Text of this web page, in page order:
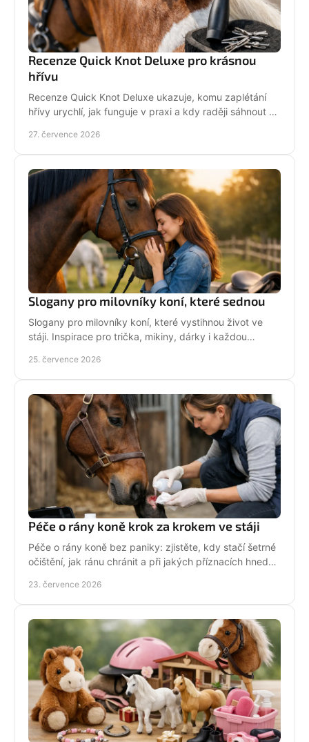
Recenze Quick Knot Deluxe pro krásnou
hřívu
Recenze Quick Knot Deluxe ukazuje, komu zaplétání
hřívy urychlí, jak funguje v praxi a kdy raději sáhnout po
27. července 2026
Slogany pro milovníky koní, které sednou
Slogany pro milovníky koní, které vystihnou život ve
stáji. Inspirace pro trička, mikiny, dárky i každou
25. července 2026
Péče o rány koně krok za krokem ve stáji
Péče o rány koně bez paniky: zjistěte, kdy stačí šetrné
očištění, jak ránu chránit a při jakých příznacích hned
23. července 2026